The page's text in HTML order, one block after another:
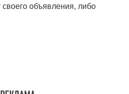
своего объявления, либо